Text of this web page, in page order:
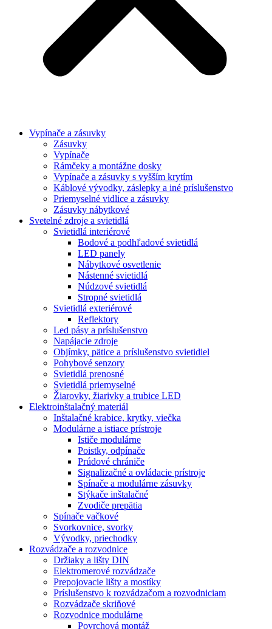
Vypínače a zásuvky
Zásuvky
Vypínače
Rámčeky a montážne dosky
Vypínače a zásuvky s vyšším krytím
Káblové vývodky, záslepky a iné príslušenstvo
Priemyselné vidlice a zásuvky
Zásuvky nábytkové
Svetelné zdroje a svietidlá
Svietidlá interiérové
Bodové a podhľadové svietidlá
LED panely
Nábytkové osvetlenie
Nástenné svietidlá
Núdzové svietidlá
Stropné svietidlá
Svietidlá exteriérové
Reflektory
Led pásy a príslušenstvo
Napájacie zdroje
Objímky, pätice a príslušenstvo svietidiel
Pohybové senzory
Svietidlá prenosné
Svietidlá priemyselné
Žiarovky, žiarivky a trubice LED
Elektroinštalačný materiál
Inštalačné krabice, krytky, viečka
Modulárne a istiace prístroje
Ističe modulárne
Poistky, odpínače
Prúdové chrániče
Signalizačné a ovládacie prístroje
Spínače a modulárne zásuvky
Stýkače inštalačné
Zvodiče prepätia
Spínače vačkové
Svorkovnice, svorky
Vývodky, priechodky
Rozvádzače a rozvodnice
Držiaky a lišty DIN
Elektromerové rozvádzače
Prepojovacie lišty a mostíky
Príslušenstvo k rozvádzačom a rozvodniciam
Rozvádzače skriňové
Rozvodnice modulárne
Povrchová montáž